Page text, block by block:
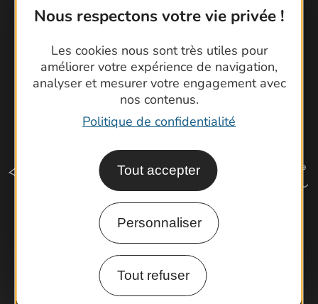
Nous respectons votre vie privée !
Les cookies nous sont très utiles pour
améliorer votre expérience de navigation,
analyser et mesurer votre engagement avec
nos contenus.
Politique de confidentialité
Tout accepter
Personnaliser
Tout refuser
Comment venir ?
Espace Pro